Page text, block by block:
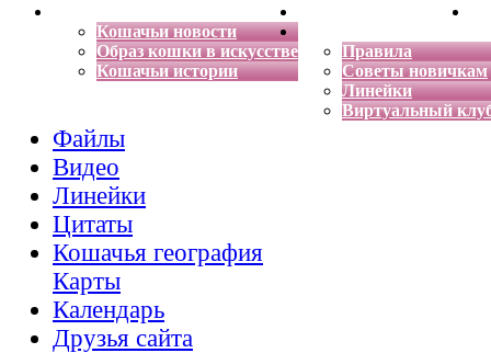
Кошачьи новости
Образ кошки в искусстве
Кошачьи истории
Энциклопедия кошек
Правила
Советы новичкам
Линейки
Виртуальный
Файлы
Видео
Линейки
Цитаты
Кошачья география
Карты
Календарь
Друзья сайта